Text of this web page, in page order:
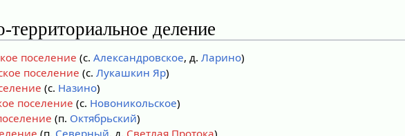
деление
поселение (с. Александровское, д. Ларино)
поселение (с. Лукашкин Яр)
(с. Назино)
поселение (с. Новоникольское)
(п. Октябрьский)